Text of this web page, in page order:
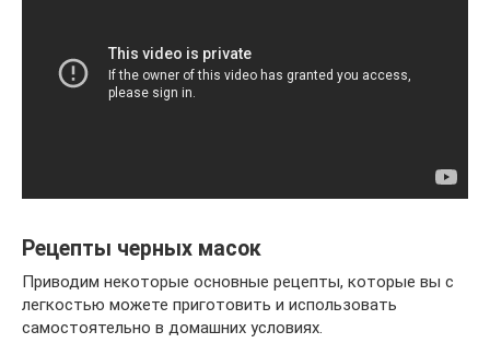
Рецепты черных масок
Приводим некоторые основные рецепты, которые вы с
легкостью можете приготовить и использовать
самостоятельно в домашних условиях.